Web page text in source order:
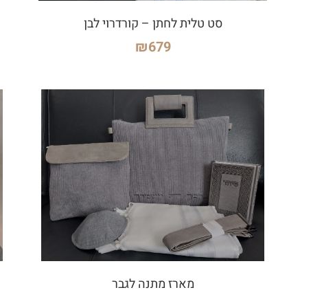
סט טלית לחתן – קורדרוי לבן
₪679
מארז מתנה לגבר